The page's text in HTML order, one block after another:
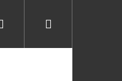
Prihlásenie